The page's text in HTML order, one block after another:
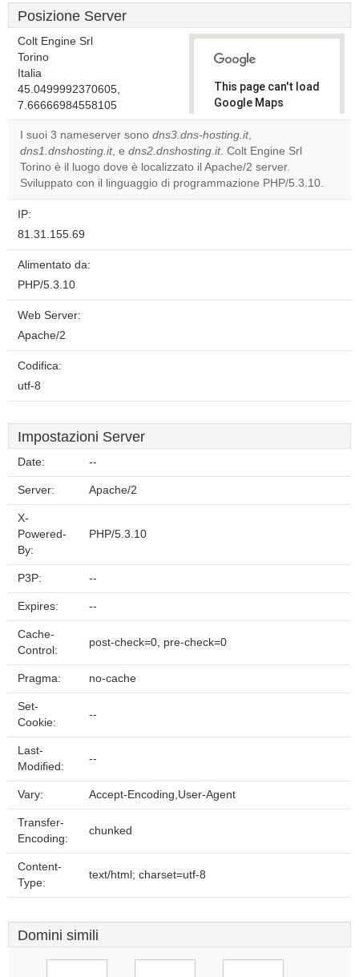
Posizione Server
Colt Engine Srl
Torino
Italia
45.0499992370605,
7.66666984558105
This page can't load
Google Maps
correctly.
Do you
own this
website?
I suoi 3 nameserver sono dns3.dns-hosting.it,
dns1.dnshosting.it, e dns2.dnshosting.it. Colt Engine Srl
Torino è il luogo dove è localizzato il Apache/2 server.
Sviluppato con il linguaggio di programmazione PHP/5.3.10.
IP:
81.31.155.69
Alimentato da:
PHP/5.3.10
Web Server:
Apache/2
Codifica:
utf-8
Impostazioni Server
Date: --
Server: Apache/2
X-
Powered-
By:
PHP/5.3.10
P3P: --
Expires: --
Cache-
Control:
post-check=0, pre-check=0
Pragma: no-cache
Set-
Cookie:
--
Last-
Modified:
--
Vary: Accept-Encoding,User-Agent
Transfer-
Encoding:
chunked
Content-
Type:
text/html; charset=utf-8
Domini simili